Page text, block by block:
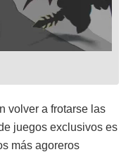
volver a frotarse las
juegos exclusivos es
más agoreros